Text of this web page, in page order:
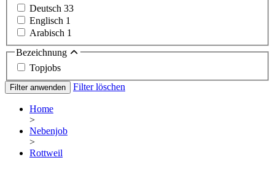
Deutsch 33
Englisch 1
Arabisch 1
Bezeichnung
Topjobs
Filter anwenden Filter löschen
Home
>
Nebenjob
>
Rottweil